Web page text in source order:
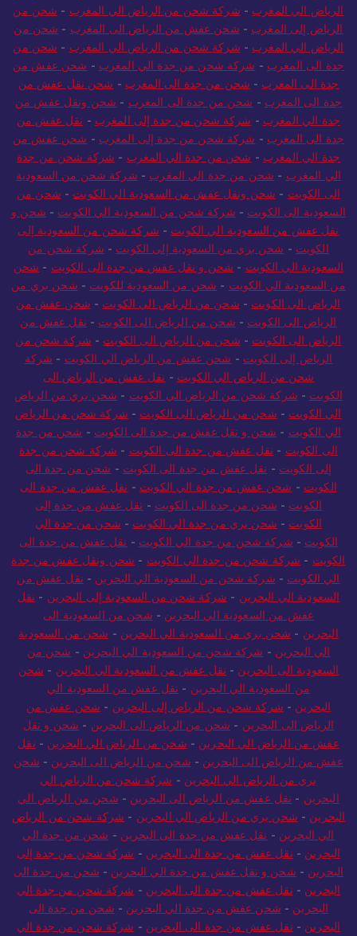
الرياض الي المغرب - شركة شحن من الرياض الي المغرب - شحن من
الرياض إلى المغرب - شحن عفش من الرياض الى المغرب - شحن من
الرياض الي المغرب - شركة شحن من الرياض الي المغرب - شحن من
جدة الى المغرب - شركة شحن من جدة الي المغرب - شحن عفش من
جدة الى المغرب - شحن من جدة الى المغرب - شحن نقل عفش من
جدة الى المغرب - شحن من جدة الى المغرب - شحن ونقل عفش من
جدة الي المغرب - شركة شحن من جدة إلى المغرب - نقل عفش من
جدة الى المغرب - شركة شحن من جدة إلى المغرب - شحن عفش من
جدة الي المغرب - شحن من جدة الي المغرب - شركة شحن من جدة
الي المغرب - شحن من جدة الي المغرب - شركة شحن من السعودية
الى الكويت - شحن ونقل عفش من السعودية الي الكويت - شحن من
السعودية الى الكويت - شركة شحن من السعودية الي الكويت - شحن و
نقل عفش من السعودية الي الكويت - شركة شحن من السعودية إلى
الكويت - شحن بري من السعودية إلى الكويت - شركة شحن من
السعودية الي الكويت - شحن و نقل عفش من جدة الى الكويت - شحن
من السعودية الي الكويت - شحن من السعودية للكويت - شحن بري من
الرياض الي الكويت - شحن من الرياض الي الكويت - شحن عفش من
الرياض الى الكويت - شحن من الرياض الى الكويت - نقل عفش من
الرياض الى الكويت - شحن من الرياض الى الكويت - شركة شحن من
الرياض إلى الكويت - شحن عفش من الرياض الي الكويت - شركة
شحن من الرياض الي الكويت - نقل عفش من الرياض الى
الكويت - شركة شحن من الرياض الي الكويت - شحن بري من الرياض
الي الكويت - شحن من الرياض الى الكويت - شركة شحن من الرياض
الي الكويت - شحن و نقل عفش من جدة الى الكويت - شحن من جدة
الى الكويت - نقل عفش من جدة الى الكويت - شركة شحن من جدة
إلى الكويت - نقل عفش من جدة الى الكويت - شحن من جدة الى
الكويت - شحن عفش من جدة الي الكويت - نقل عفش من جدة الى
الكويت - شحن من جدة الى الكويت - نقل عفش من جدة إلى
الكويت - شحن بري من جدة الي الكويت - شحن من جدة الي
الكويت - شركة شحن من جدة الي الكويت - نقل عفش من جدة الى
الكويت - شركة شحن من جدة الي الكويت - شحن ونقل عفش من جدة
الي الكويت - شركة شحن من السعودية الي البحرين - نقل عفش من
السعودية الي البحرين - شركة شحن من السعودية إلى البحرين - نقل
عفش من السعودية الي البحرين - شحن من السعودية الى
البحرين - شحن بري من السعودية الي البحرين - شحن من السعودية
الي البحرين - شركة شحن من السعودية الي البحرين - شحن من
السعودية الى البحرين - نقل عفش من السعودية الي البحرين - شحن
من السعودية الي البحرين - نقل عفش من السعودية الي
البحرين - شركة شحن من الرياض إلى البحرين - شحن عفش من
الرياض الى البحرين - شحن من الرياض الى البحرين - شحن و نقل
عفش من الرياض الي البحرين - شحن من الرياض الي البحرين - نقل
عفش من الرياض الى البحرين - شحن من الرياض الى البحرين - شحن
بري من الرياض الي البحرين - شركة شحن من الرياض الي
البحرين - نقل عفش من الرياض الى البحرين - شحن من الرياض الي
البحرين - شحن بري من الرياض الي البحرين - شركة شحن من الرياض
الي البحرين - نقل عفش من جدة الى البحرين - شحن من جدة الي
البحرين - نقل عفش من جدة الى البحرين - شركة شحن من جدة إلى
البحرين - شحن و نقل عفش من جدة الي البحرين - شحن من جدة الى
البحرين - نقل عفش من جدة الى البحرين - شركة شحن من جدة الي
البحرين - شحن عفش من جدة الي البحرين - شحن من جدة الى
البحرين - نقل عفش من جدة الى البحرين - شركة شحن من جدة الي